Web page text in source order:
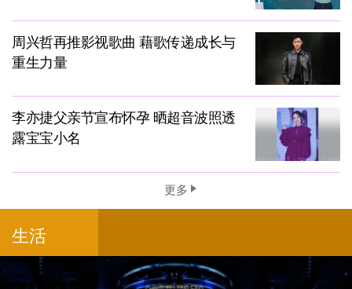
周兴哲再推影视歌曲 藉歌传递成长与
重生力量
李亦捷父亲节宣布怀孕 晒超音波照透
露宝宝小名
更多
生活